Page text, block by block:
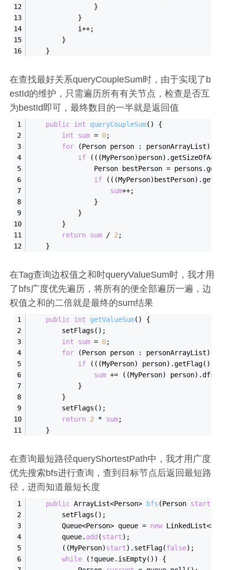
                }
            }
            i++;
        }
    }
在查找最好关系queryCoupleSum时，由于实现了b
estId的维护，只需遍历所有有关节点，检查是否互
为bestId即可，最终数目的一半就是返回值
public int queryCoupleSum()
{
int
sum = 0;
for (Person person : personArrayList) {
if
Person bestPerson =
if
sum++;
                }
            }
        }
return sum / 2 ;
    }
在Tag查询边权值之和时queryValueSum时，我才用
了bfs广度优先遍历，将所有的便全部遍历一遍，边
权值之和的二倍就是最终的sum结果
public int getValueSum()
{
        setFlags();
int
sum = 0;
for (Person person : personArrayList) {
if (((MyPerson) person).getFlag()) {
sum += ((MyPerson)
            }
        }
        setFlags();
return 2 * sum;
    }
在查询最短路径queryShortestPath中，我才用广度
优先搜索bfs进行查询，查到目标节点后返回最短路
径，进而知道最短长度
public ArrayList<Person> bfs (Person start
        setFlags();
        Queue<Person> queue =
new
        queue.
add (start);
        ((MyPerson)
start).setFlag(false);
while (!queue.isEmpty()) {